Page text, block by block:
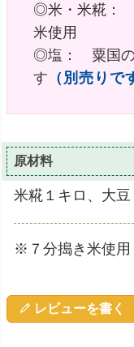
◎米・米糀：
米使用
◎塩： 粟国の
す （別売りで
原材料
米糀１キロ、大豆
※７分搗き米使用
レビューを書く